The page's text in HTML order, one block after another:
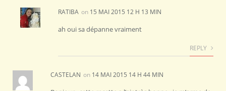
RATIBA on 15 MAI 2015 12 H 13 MIN
ah oui sa dépanne vraiment
REPLY
CASTELAN on 14 MAI 2015 14 H 44 MIN